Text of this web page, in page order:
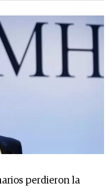
perdieron la